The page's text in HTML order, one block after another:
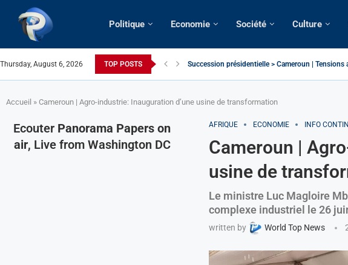
Politique Economie Société Culture
Thursday, August 6, 2026 TOP POSTS Succession présidentielle > Cameroun | Tensions
Accueil » Cameroun | Agro-industrie: Inauguration d’une usine de transformation
AFRIQUE ECONOMIE INFO
Cameroun |
usine de
Le ministre Luc Magloire
complexe industriel le 26
written by World Top News
Ecouter Panorama Papers on
air, Live from Washington DC